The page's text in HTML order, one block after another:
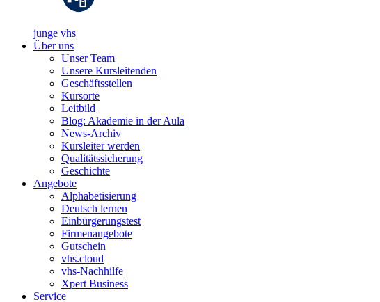
junge vhs
Über uns
Unser Team
Unsere Kursleitenden
Geschäftsstellen
Kursorte
Leitbild
Blog: Akademie in der Aula
News-Archiv
Kursleiter werden
Qualitätssicherung
Geschichte
Angebote
Alphabetisierung
Deutsch lernen
Einbürgerungstest
Firmenangebote
Gutschein
vhs.cloud
vhs-Nachhilfe
Xpert Business
Service